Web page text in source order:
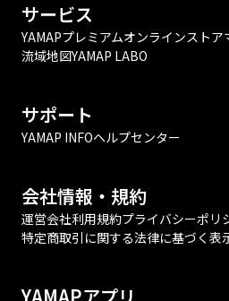
サービス
YAMAPプレミアムオンラインストア
流域地図YAMAP LABO
サポート
YAMAP INFOヘルプセンター
会社情報・規約
運営会社利用規約プライバシーポリ
特定商取引に関する法律に基づく表